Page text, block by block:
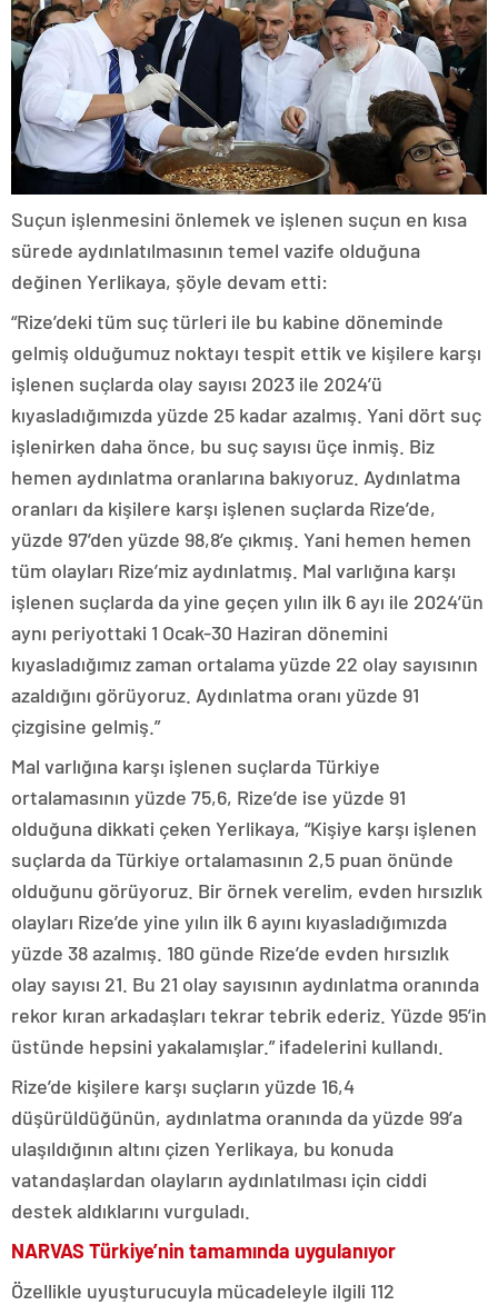
Suçun işlenmesini önlemek ve işlenen suçun en kısa
sürede aydınlatılmasının temel vazife olduğuna
değinen Yerlikaya, şöyle devam etti:
“Rize’deki tüm suç türleri ile bu kabine döneminde
gelmiş olduğumuz noktayı tespit ettik ve kişilere karşı
işlenen suçlarda olay sayısı 2023 ile 2024’ü
kıyasladığımızda yüzde 25 kadar azalmış. Yani dört suç
işlenirken daha önce, bu suç sayısı üçe inmiş. Biz
hemen aydınlatma oranlarına bakıyoruz. Aydınlatma
oranları da kişilere karşı işlenen suçlarda Rize’de,
yüzde 97’den yüzde 98,8’e çıkmış. Yani hemen hemen
tüm olayları Rize’miz aydınlatmış. Mal varlığına karşı
işlenen suçlarda da yine geçen yılın ilk 6 ayı ile 2024’ün
aynı periyottaki 1 Ocak-30 Haziran dönemini
kıyasladığımız zaman ortalama yüzde 22 olay sayısının
azaldığını görüyoruz. Aydınlatma oranı yüzde 91
çizgisine gelmiş.”
Mal varlığına karşı işlenen suçlarda Türkiye
ortalamasının yüzde 75,6, Rize’de ise yüzde 91
olduğuna dikkati çeken Yerlikaya, “Kişiye karşı işlenen
suçlarda da Türkiye ortalamasının 2,5 puan önünde
olduğunu görüyoruz. Bir örnek verelim, evden hırsızlık
olayları Rize’de yine yılın ilk 6 ayını kıyasladığımızda
yüzde 38 azalmış. 180 günde Rize’de evden hırsızlık
olay sayısı 21. Bu 21 olay sayısının aydınlatma oranında
rekor kıran arkadaşları tekrar tebrik ederiz. Yüzde 95’in
üstünde hepsini yakalamışlar.” ifadelerini kullandı.
Rize’de kişilere karşı suçların yüzde 16,4
düşürüldüğünün, aydınlatma oranında da yüzde 99’a
ulaşıldığının altını çizen Yerlikaya, bu konuda
vatandaşlardan olayların aydınlatılması için ciddi
destek aldıklarını vurguladı.
NARVAS Türkiye’nin tamamında uygulanıyor
Özellikle uyuşturucuyla mücadeleyle ilgili 112